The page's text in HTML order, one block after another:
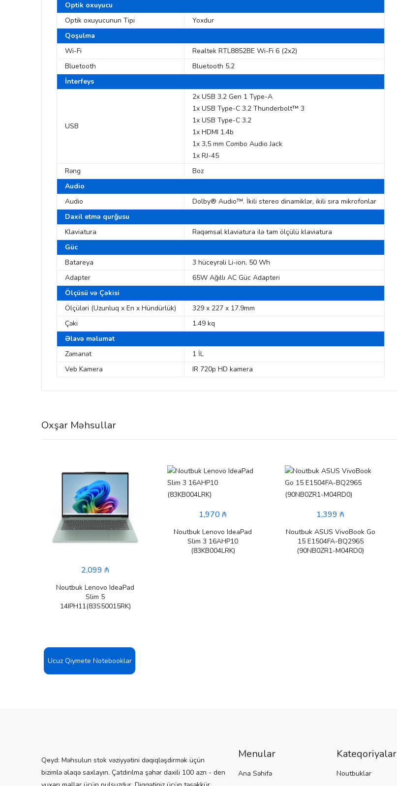
Optik oxuyucu
Optik oxuyucunun Tipi
Yoxdur
Qoşulma
Wi-Fi
Realtek RTL8852BE Wi-Fi 6 (2x2)
Bluetooth
Bluetooth 5.2
İnterfeys
USB
2x USB 3.2 Gen 1 Type-A
1x USB Type-C 3.2 Thunderbolt™ 3
1x USB Type-C 3.2
1x HDMI 1.4b
1x 3,5 mm Combo Audio Jack
1x RJ-45
Rəng
Boz
Audio
Audio
Dolby® Audio™. İkili stereo dinamiklər, ikili sıra mikrofonlar
Daxil etmə qurğusu
Klaviatura
Rəqəmsal klaviatura ilə tam ölçülü klaviatura
Güc
Batareya
3 hüceyrəli Li-ion, 50 Wh
Adapter
65W Ağıllı AC Güc Adapteri
Ölçüsü və Çəkisi
Ölçüləri (Uzunluq x En x Hündürlük)
329 x 227 x 17.9mm
Çəki
1.49 kq
Əlavə məlumat
Zəmanət
1 İL
Veb Kamera
IR 720p HD kamera
Oxşar Məhsullar
2,099 ₼
Noutbuk Lenovo IdeaPad
Slim 5
14IPH11(83S50015RK)
1,970 ₼
Noutbuk Lenovo IdeaPad
Slim 3 16AHP10
(83KB004LRK)
1,399 ₼
Noutbuk ASUS VivoBook Go
15 E1504FA-BQ2965
(90NB0ZR1-M04RD0)
Ucuz Qiymete Notebooklar
Qeyd: Məhsulun stok vəziyyətini dəqiqləşdirmək üçün
bizimlə əlaqə saxlayın. Çatdırılma şəhər daxili 100 azn - den
Menular
Ana Səhifə
Kateqoriyalar
Noutbuklar